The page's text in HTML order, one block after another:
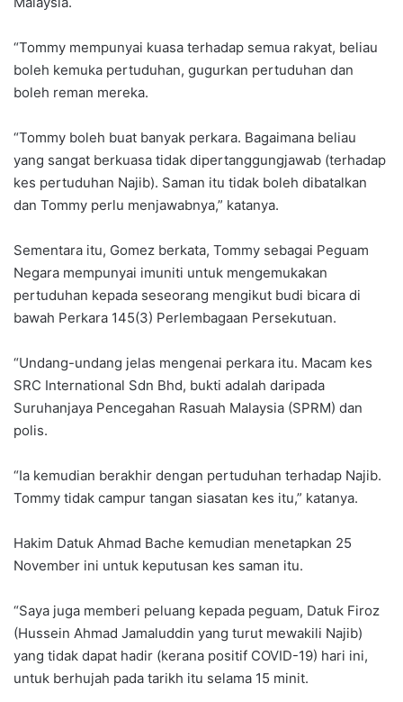
“Tommy mempunyai kuasa terhadap semua rakyat, beliau
boleh kemuka pertuduhan, gugurkan pertuduhan dan
boleh reman mereka.
“Tommy boleh buat banyak perkara. Bagaimana beliau
yang sangat berkuasa tidak dipertanggungjawab (terhadap
kes pertuduhan Najib). Saman itu tidak boleh dibatalkan
dan Tommy perlu menjawabnya,” katanya.
Sementara itu, Gomez berkata, Tommy sebagai Peguam
Negara mempunyai imuniti untuk mengemukakan
pertuduhan kepada seseorang mengikut budi bicara di
bawah Perkara 145(3) Perlembagaan Persekutuan.
“Undang-undang jelas mengenai perkara itu. Macam kes
SRC International Sdn Bhd, bukti adalah daripada
Suruhanjaya Pencegahan Rasuah Malaysia (SPRM) dan
polis.
“Ia kemudian berakhir dengan pertuduhan terhadap Najib.
Tommy tidak campur tangan siasatan kes itu,” katanya.
Hakim Datuk Ahmad Bache kemudian menetapkan 25
November ini untuk keputusan kes saman itu.
“Saya juga memberi peluang kepada peguam, Datuk Firoz
(Hussein Ahmad Jamaluddin yang turut mewakili Najib)
yang tidak dapat hadir (kerana positif COVID-19) hari ini,
untuk berhujah pada tarikh itu selama 15 minit.